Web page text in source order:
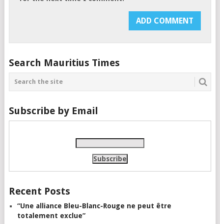
Search Mauritius Times
Subscribe by Email
Recent Posts
“Une alliance Bleu-Blanc-Rouge ne peut être
totalement exclue”